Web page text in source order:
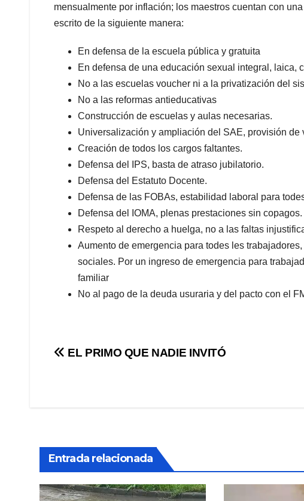
mensualmente por inflación; los maestros cuentan con
escrito de la siguiente manera:
En defensa de la escuela pública y gratuita
En defensa de una educación sexual integral, laica,
No a las escuelas voucher ni a la privatización del
No a las reformas antieducativas
Construcción de escuelas y aulas necesarias.
Universalización y ampliación del SAE, provisión
Creación de todos los cargos faltantes.
Defensa del IPS, basta de atraso jubilatorio.
Defensa del Estatuto Docente.
Defensa de las FOBAs, estabilidad laboral para
Defensa del IOMA, plenas prestaciones sin copagos.
Respeto al derecho a huelga, no a las faltas
Aumento de emergencia para todes les
sociales. Por un ingreso de emergencia para
familiar
No al pago de la deuda usuraria y del pacto con el
Navegación
EL PRIMO QUE NADIE INVITÓ
Entrada relacionada